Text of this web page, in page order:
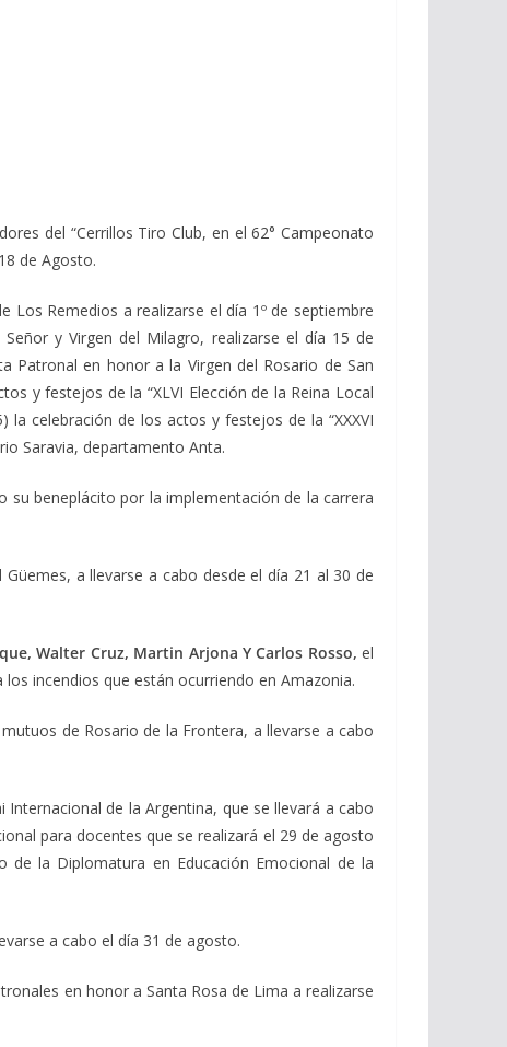
del “Cerrillos Tiro Club, en el 62° Campeonato
de Agosto.
Remedios a realizarse el día 1º de septiembre
y Virgen del Milagro, realizarse el día 15 de
Patronal en honor a la Virgen del Rosario de San
y festejos de la “XLVI Elección de la Reina Local
celebración de los actos y festejos de la “XXXVI
Saravia, departamento Anta.
su beneplácito por la implementación de la carrera
a llevarse a cabo desde el día 21 al 30 de
Walter Cruz, Martin Arjona Y Carlos Rosso, el
incendios que están ocurriendo en Amazonia.
de Rosario de la Frontera, a llevarse a cabo
de la Argentina, que se llevará a cabo
para docentes que se realizará el 29 de agosto
de la Diplomatura en Educación Emocional de la
a cabo el día 31 de agosto.
en honor a Santa Rosa de Lima a realizarse